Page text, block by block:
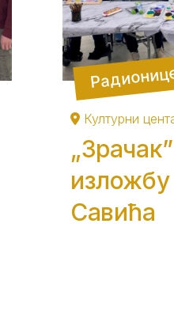
Културни
изложбу
Савића